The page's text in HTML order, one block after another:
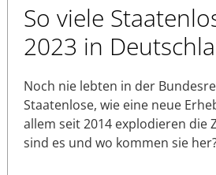
So viele
2023 in
Noch nie lebten in der
Staatenlose, wie eine neue
allem seit 2014 explodieren die
sind es und wo kommen sie